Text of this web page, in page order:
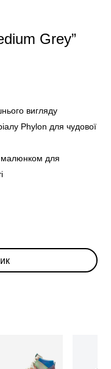
Grey”
вигляду
Phylon для чудової
малюнком для